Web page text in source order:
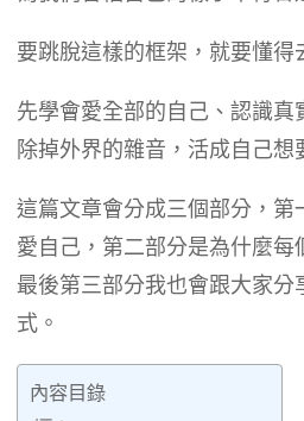
要跳脫這樣的框架，就要懂得
先學會愛全部的自己、認識真
除掉外界的雜音，活成自己想
這篇文章會分成三個部分，第
愛自己，第二部分是為什麼每
最後第三部分我也會跟大家分
式。
內容目錄